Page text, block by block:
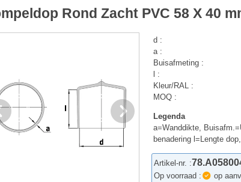
Rond Zacht PVC 58 X 40
d :
a :
Buisafmeting :
l :
Kleur/RAL :
MOQ :
Legenda
a=Wanddikte,
benadering l=Lengte
Artikel-nr. :
Op voorraad :
op